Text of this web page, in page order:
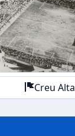
Creu Alta